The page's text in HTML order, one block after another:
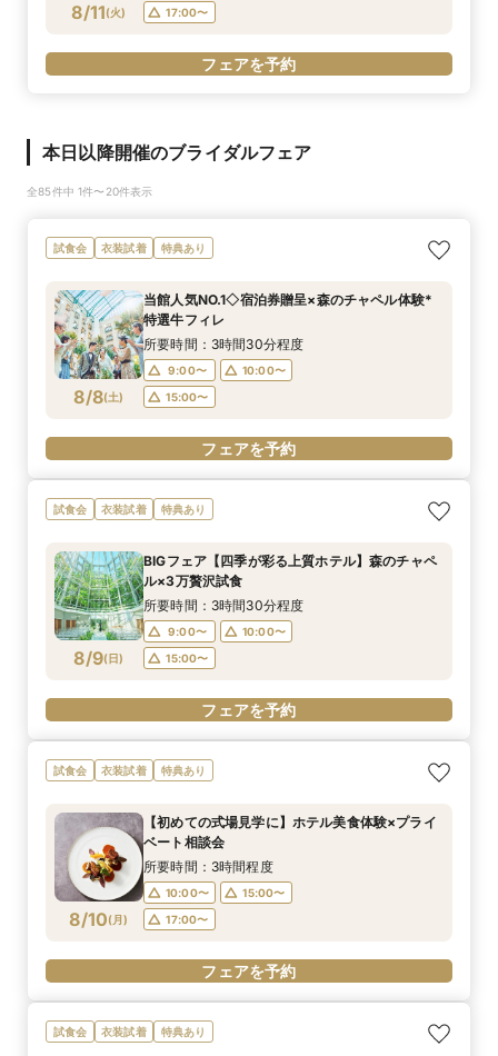
8/11(火)
17:00〜
フェアを予約
本日以降開催のブライダルフェア
全85件中 1件〜20件表示
試食会 衣装試着 特典あり
8/8(土)
当館人気NO.1◇宿泊券贈呈×森のチャペル体験*
特選牛フィレ
所要時間：3時間30分程度
9:00〜
10:00〜
15:00〜
フェアを予約
試食会 衣装試着 特典あり
8/9(日)
BIGフェア【四季が彩る上質ホテル】森のチャペ
ル×3万贅沢試食
所要時間：3時間30分程度
9:00〜
10:00〜
15:00〜
フェアを予約
試食会 衣装試着 特典あり
8/10(月)
【初めての式場見学に】ホテル美食体験×プライ
ベート相談会
所要時間：3時間程度
10:00〜
15:00〜
17:00〜
フェアを予約
試食会 衣装試着 特典あり